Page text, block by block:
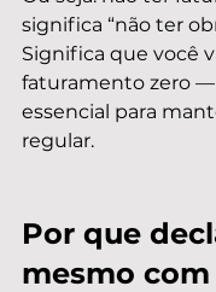
significa “não ter
Significa que você
faturamento zero —
essencial para
regular.
Por que
mesmo com